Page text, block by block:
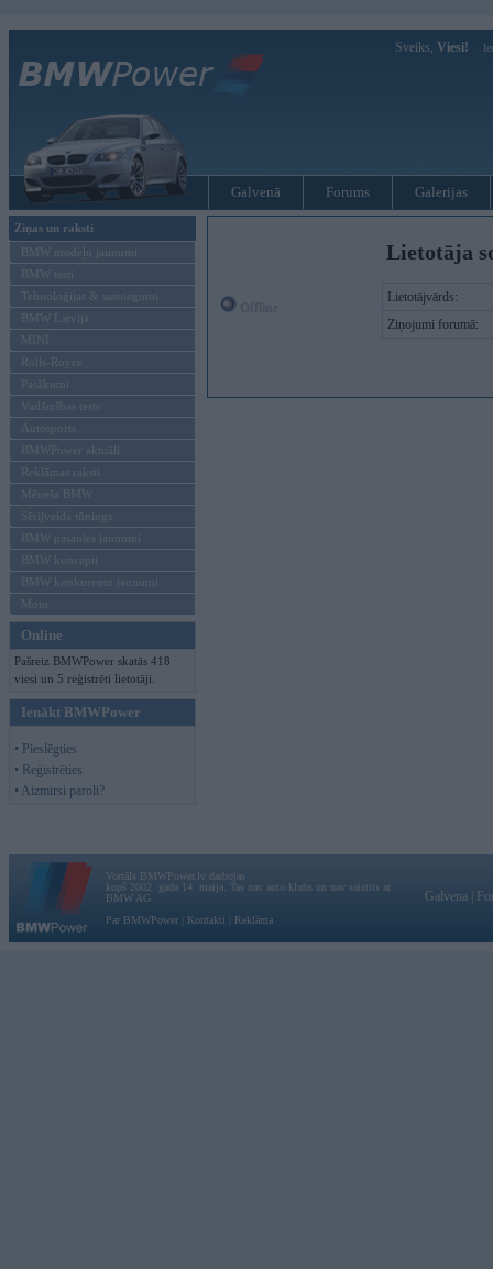
Sveiks, Viesi!
Galvenā Forums Galerijas
Ziņas un raksti
BMW modeļu jaunumi
BMW testi
Tehnoloģijas & sasniegumi
BMW Latvijā
MINI
Rolls-Royce
Pasākumi
Vadāmības tests
Autosports
BMWPower aktuāli
Reklāmas raksti
Mēneša BMW
Sērijveida tūnings
BMW pasaules jaunumi
BMW koncepti
BMW konkurentu jaunumi
Moto
Online
Pašreiz BMWPower skatās 418
viesi un 5 reģistrēti lietotāji.
Ienākt BMWPower
• Pieslēgties
• Reģistrēties
• Aizmirsi paroli?
Lietotāja
Lietotājvārds:
Ziņojumi forumā:
Vortāls BMWPower.lv darbojas
kopš 2002. gada 14. maija. Tas nav auto klubs un nav saistīts ar
BMW AG.
Par BMWPower
Kontakti Reklāma
Galvena